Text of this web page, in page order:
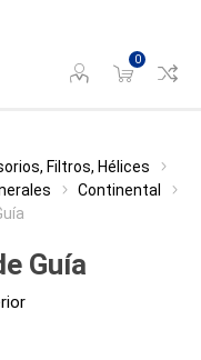
0
Filtros, Hélices
Continental
Guía